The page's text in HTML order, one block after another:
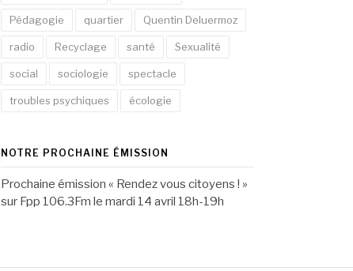
Pédagogie quartier Quentin Deluermoz
radio Recyclage santé Sexualité
social sociologie spectacle
troubles psychiques écologie
NOTRE PROCHAINE ÉMISSION
Prochaine émission « Rendez vous citoyens ! »
sur Fpp 106.3Fm le mardi 14 avril 18h-19h